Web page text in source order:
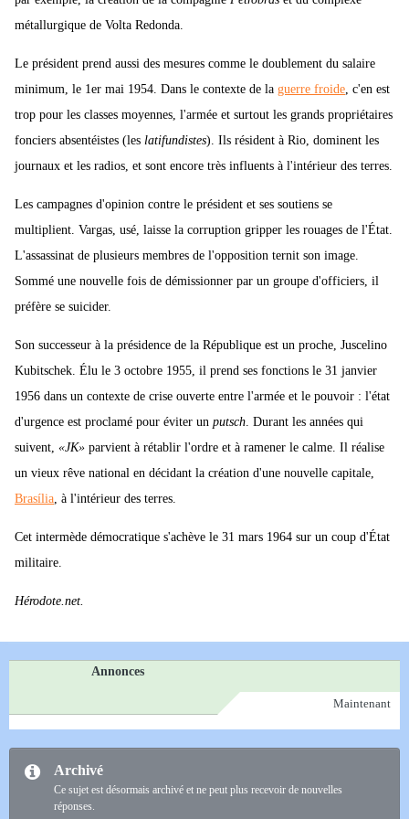
métallurgique de Volta Redonda.
Le président prend aussi des mesures comme le doublement du salaire
minimum, le 1er mai 1954. Dans le contexte de la guerre froide, c'en est
trop pour les classes moyennes, l'armée et surtout les grands propriétaires
fonciers absentéistes (les latifundistes). Ils résident à Rio, dominent les
journaux et les radios, et sont encore très influents à l'intérieur des terres.
Les campagnes d'opinion contre le président et ses soutiens se
multiplient. Vargas, usé, laisse la corruption gripper les rouages de l'État.
L'assassinat de plusieurs membres de l'opposition ternit son image.
Sommé une nouvelle fois de démissionner par un groupe d'officiers, il
préfère se suicider.
Son successeur à la présidence de la République est un proche, Juscelino
Kubitschek. Élu le 3 octobre 1955, il prend ses fonctions le 31 janvier
1956 dans un contexte de crise ouverte entre l'armée et le pouvoir : l'état
d'urgence est proclamé pour éviter un putsch. Durant les années qui
suivent, «JK» parvient à rétablir l'ordre et à ramener le calme. Il réalise
un vieux rêve national en décidant la création d'une nouvelle capitale,
Brasília, à l'intérieur des terres.
Cet intermède démocratique s'achève le 31 mars 1964 sur un coup d'État
militaire.
Hérodote.net.
Annonces
Maintenant
Archivé
Ce sujet est désormais archivé et ne peut plus recevoir de nouvelles
réponses.